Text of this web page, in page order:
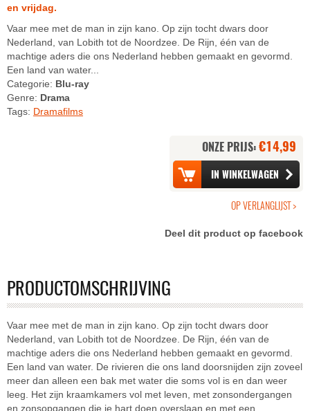
en vrijdag.
Vaar mee met de man in zijn kano. Op zijn tocht dwars door
Nederland, van Lobith tot de Noordzee. De Rijn, één van de
machtige aders die ons Nederland hebben gemaakt en gevormd.
Een land van water...
Categorie: Blu-ray
Genre: Drama
Tags: Dramafilms
ONZE PRIJS:€14,99
Deel dit product op facebook
PRODUCTOMSCHRIJVING
Vaar mee met de man in zijn kano. Op zijn tocht dwars door
Nederland, van Lobith tot de Noordzee. De Rijn, één van de
machtige aders die ons Nederland hebben gemaakt en gevormd.
Een land van water. De rivieren die ons land doorsnijden zijn zoveel
meer dan alleen een bak met water die soms vol is en dan weer
leeg. Het zijn kraamkamers vol met leven, met zonsondergangen
en zonsopgangen die je hart doen overslaan en met een